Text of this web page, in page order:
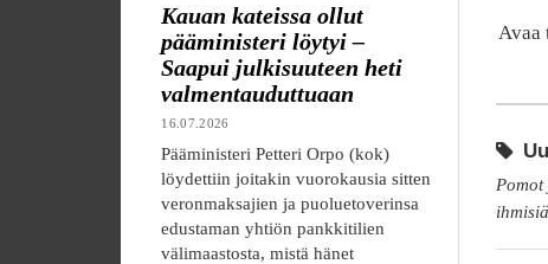
Kauan kateissa ollut
pääministeri löytyi –
Saapui julkisuuteen heti
valmentauduttuaan
16.07.2026
Pääministeri Petteri Orpo (kok)
löydettiin joitakin vuorokausia sitten
veronmaksajien ja puoluetoverinsa
edustaman yhtiön pankkitilien
välimaastosta, mistä hänet
Avaa